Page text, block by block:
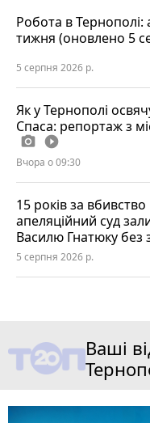
Робота в Тернополі:
тижня (оновлено 5
5 серпня 2026 р.
Як у Тернополі
Спаса: репортаж з
photo_camera play_circle_filled
Вчора о 09:30
15 років за
апеляційний суд
Василю Гнатюку без
5 серпня 2026 р.
Ваші